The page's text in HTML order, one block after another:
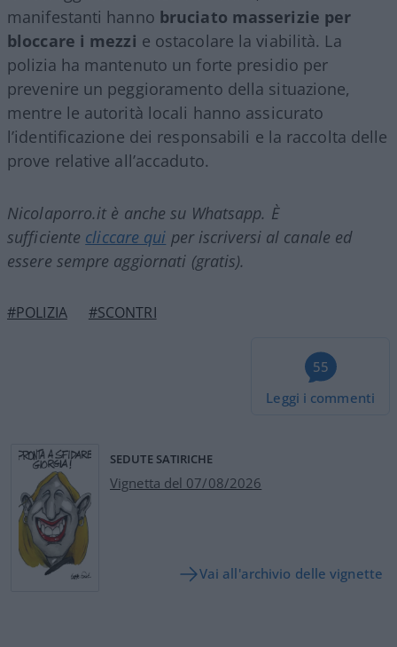
manifestanti hanno bruciato masserizie per
bloccare i mezzi e ostacolare la viabilità. La
polizia ha mantenuto un forte presidio per
prevenire un peggioramento della situazione,
mentre le autorità locali hanno assicurato
l’identificazione dei responsabili e la raccolta delle
prove relative all’accaduto.
Nicolaporro.it è anche su Whatsapp. È
sufficiente cliccare qui per iscriversi al canale ed
essere sempre aggiornati (gratis).
#POLIZIA #SCONTRI
55
Leggi i commenti
SEDUTE SATIRICHE
Vignetta del 07/08/2026
Vai all'archivio delle vignette